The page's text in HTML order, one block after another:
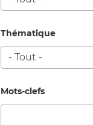
Thématique
Mots-clefs